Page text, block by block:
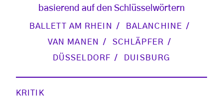
basierend auf den Schlüsselwörtern
BALLETT AM RHEIN
BALANCHINE
VAN MANEN
SCHLÄPFER
DÜSSELDORF
DUISBURG
KRITIK